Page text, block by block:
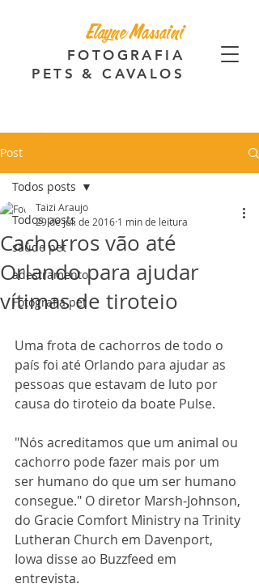
Elayne Massaini
FOTOGRAFIA
PETS & CAVALOS
Post
Todos posts
saúde pet
adestramento
Fotografia pet
Todos posts
Cachorros vão até
Orlando para ajudar
vítimas de tiroteio
Taizi Araujo
29 de jul. de 2016 1 min de leitura
Uma frota de cachorros de todo o
país foi até Orlando para ajudar as
pessoas que estavam de luto por
causa do tiroteio da boate Pulse.
"Nós acreditamos que um animal ou
cachorro pode fazer mais por um
ser humano do que um ser humano
consegue." O diretor Marsh-Johnson,
do Gracie Comfort Ministry na Trinity
Lutheran Church em Davenport,
Iowa disse ao Buzzfeed em
entrevista.